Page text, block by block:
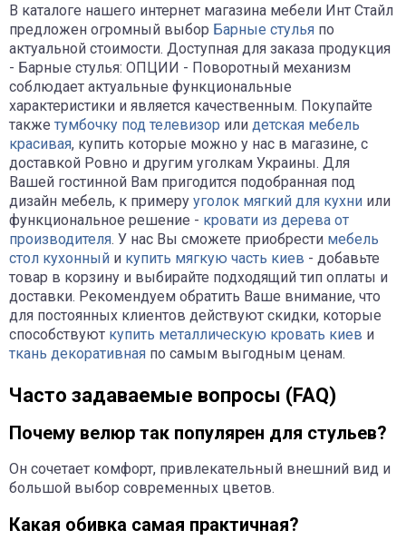
В каталоге нашего интернет магазина мебели Инт Стайл
предложен огромный выбор Барные стулья по
актуальной стоимости. Доступная для заказа продукция
- Барные стулья: ОПЦИИ - Поворотный механизм
соблюдает актуальные функциональные
характеристики и является качественным. Покупайте
также тумбочку под телевизор или детская мебель
красивая, купить которые можно у нас в магазине, с
доставкой Ровно и другим уголкам Украины. Для
Вашей гостинной Вам пригодится подобранная под
дизайн мебель, к примеру уголок мягкий для кухни или
функциональное решение - кровати из дерева от
производителя. У нас Вы сможете приобрести мебель
стол кухонный и купить мягкую часть киев - добавьте
товар в корзину и выбирайте подходящий тип оплаты и
доставки. Рекомендуем обратить Ваше внимание, что
для постоянных клиентов действуют скидки, которые
способствуют купить металлическую кровать киев и
ткань декоративная по самым выгодным ценам.
Часто задаваемые вопросы (FAQ)
Почему велюр так популярен для стульев?
Он сочетает комфорт, привлекательный внешний вид и
большой выбор современных цветов.
Какая обивка самая практичная?